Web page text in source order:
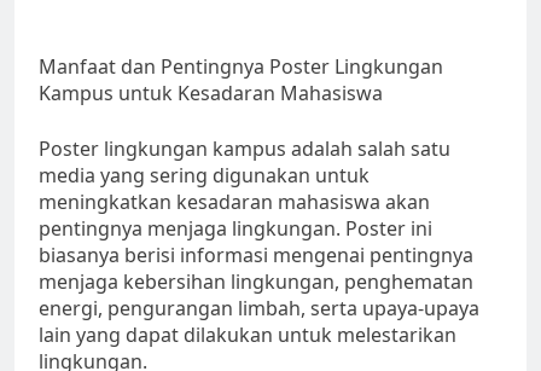
Manfaat dan Pentingnya Poster Lingkungan
Kampus untuk Kesadaran Mahasiswa
Poster lingkungan kampus adalah salah satu
media yang sering digunakan untuk
meningkatkan kesadaran mahasiswa akan
pentingnya menjaga lingkungan. Poster ini
biasanya berisi informasi mengenai pentingnya
menjaga kebersihan lingkungan, penghematan
energi, pengurangan limbah, serta upaya-upaya
lain yang dapat dilakukan untuk melestarikan
lingkungan.